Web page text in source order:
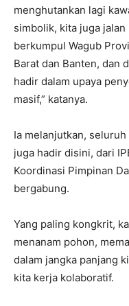
menghutankan lagi
simbolik, kita juga
berkumpul Wagub
Barat dan Banten, dan
hadir dalam upaya
masif,” katanya.
Ia melanjutkan,
juga hadir disini, dari
Koordinasi Pimpinan
bergabung.
Yang paling kongkrit,
menanam pohon,
dalam jangka panjang
kita kerja kolaboratif.